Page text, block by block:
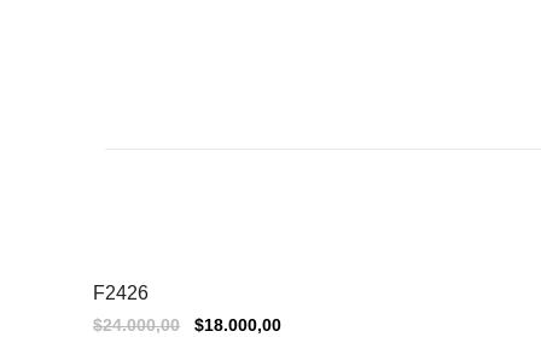
Sale
F2426
$24.000,00
El$18.000,00El